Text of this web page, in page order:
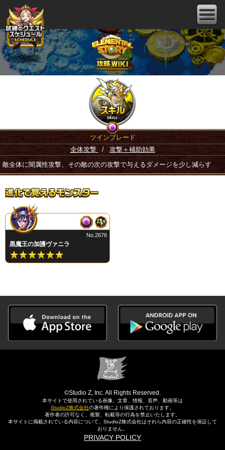
ツインブレード
全体攻撃
/ 攻撃＋補助効果
敵全体に闇属性攻撃、その敵の次の攻撃で与えるダメージを少し減らす
黒魔王の加護ヴァニラ
No.2676
©Studio Z, Inc. All Rights Reserved.
本サイトで使用されている画像、文章、情報、音声、動画等は
StudioZ株式会社の著作権により保護されております。
著作者の許可なく、複製、転載等の行為を禁止いたします。
本サイトに掲載されている内容について、StudioZ株式会社はそれら内容の正確性を保証して
おりません。
PRIVACY POLICY